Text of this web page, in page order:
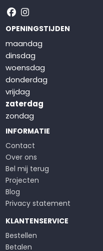
Volg ons op Facebook
Volg ons op Instagram
OPENINGSTIJDEN
maandag
dinsdag
woensdag
donderdag
vrijdag
zaterdag
zondag
INFORMATIE
Contact
Over ons
Bel mij terug
Projecten
Blog
Privacy statement
KLANTENSERVICE
Bestellen
Betalen